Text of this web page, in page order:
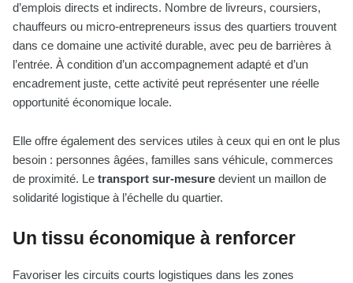
d’emplois directs et indirects. Nombre de livreurs, coursiers,
chauffeurs ou micro-entrepreneurs issus des quartiers trouvent
dans ce domaine une activité durable, avec peu de barrières à
l’entrée. À condition d’un accompagnement adapté et d’un
encadrement juste, cette activité peut représenter une réelle
opportunité économique locale.
Elle offre également des services utiles à ceux qui en ont le plus
besoin : personnes âgées, familles sans véhicule, commerces
de proximité. Le transport sur-mesure devient un maillon de
solidarité logistique à l’échelle du quartier.
Un tissu économique à renforcer
Favoriser les circuits courts logistiques dans les zones